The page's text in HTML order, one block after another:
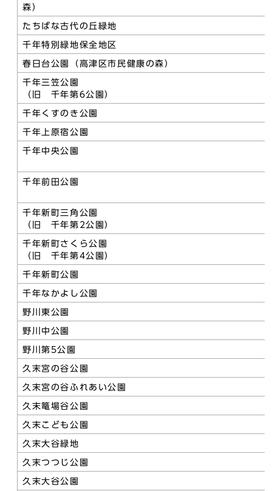
森）
たちばな古代の丘緑地
千年特別緑地保全地区
春日台公園（高津区市民健康の森）
千年三笠公園
（旧 千年第6公園）
千年くすのき公園
千年上原宿公園
千年中央公園
千年前田公園
千年新町三角公園
（旧 千年第2公園）
千年新町さくら公園
（旧 千年第4公園）
千年新町公園
千年なかよし公園
野川東公園
野川中公園
野川第5公園
久末宮の谷公園
久末宮の谷ふれあい公園
久末篭場谷公園
久末こども公園
久末大谷緑地
久末つつじ公園
久末大谷公園